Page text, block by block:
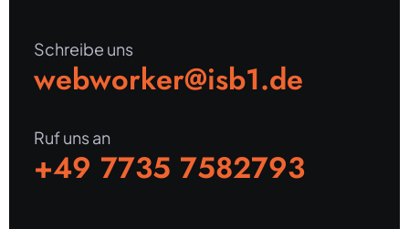
Schreibe uns
webworker@isb1.de
Ruf uns an
+49 7735 7582793